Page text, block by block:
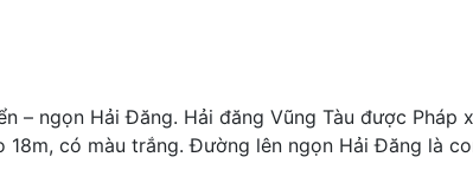
– ngọn Hải Đăng. Hải đăng Vũng Tàu được Pháp
có màu trắng. Đường lên ngọn Hải Đăng là